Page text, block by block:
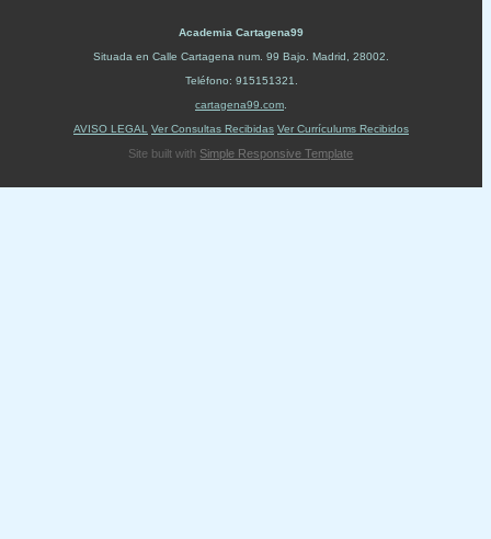
Academia Cartagena99
Situada en Calle Cartagena num. 99 Bajo Madrid 28002
Teléfono: 915151321
cartagena99.com
AVISO LEGAL
Ver Consultas Recibidas Ver Currículums Recibidos
Site built with Simple Responsive Template